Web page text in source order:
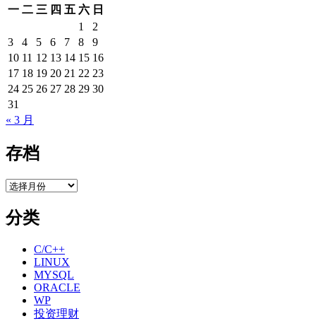
一 二 三 四 五 六 日
1
2
3
4 5 6 7 8
9
10 11 12 13 14 15 16
17 18 19 20 21 22 23
24 25 26 27 28 29 30
31
« 3 月
存档
存
分类
C/C++
LINUX
MYSQL
ORACLE
WP
投资理财